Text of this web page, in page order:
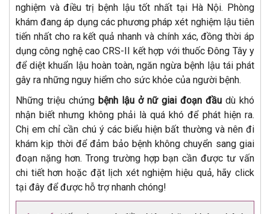
nghiệm và điều trị bệnh lậu tốt nhất tại Hà Nội. Phòng
khám đang áp dụng các phương pháp xét nghiệm lậu tiên
tiến nhất cho ra kết quả nhanh và chính xác, đồng thời áp
dụng công nghệ cao CRS-II kết hợp với thuốc Đông Tây y
để diệt khuẩn lậu hoàn toàn, ngăn ngừa bệnh lậu tái phát
gây ra những nguy hiểm cho sức khỏe của người bệnh.
Những triệu chứng bệnh lậu ở nữ giai đoạn đầu dù khó
nhận biết nhưng không phải là quá khó để phát hiện ra.
Chị em chỉ cần chú ý các biểu hiện bất thường và nên đi
khám kịp thời để đảm bảo bệnh không chuyển sang giai
đoạn nặng hơn. Trong trường hợp bạn cần được tư vấn
chi tiết hơn hoặc đặt lịch xét nghiệm hiệu quả, hãy click
tại đây để được hỗ trợ nhanh chóng!